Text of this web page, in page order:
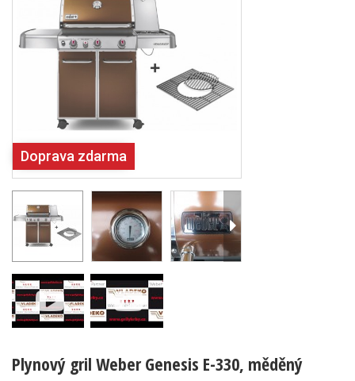
Doprava zdarma
Plynový gril Weber Genesis E-330, měděný